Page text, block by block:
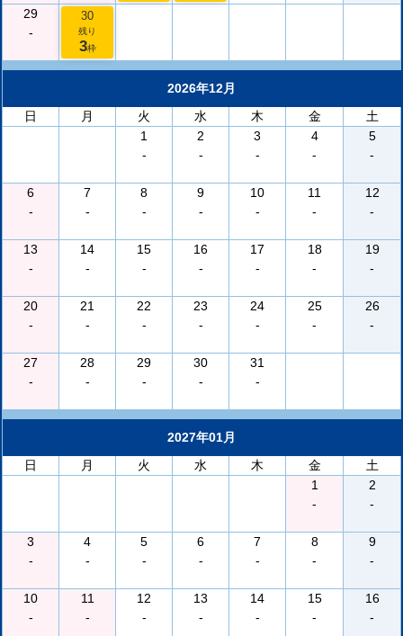
29
-
30
残り
3枠
2026年12月
日
月 火 水 木 金
土
1
-
2
-
3
-
4
-
5
-
6
-
7
-
8
-
9
-
10
-
11
-
12
-
13
-
14
-
15
-
16
-
17
-
18
-
19
-
20
-
21
-
22
-
23
-
24
-
25
-
26
-
27
-
28
-
29
-
30
-
31
-
2027年01月
日
月 火 水 木 金
土
1
-
2
-
3
-
4
-
5
-
6
-
7
-
8
-
9
-
10
-
11
-
12
-
13
-
14
-
15
-
16
-